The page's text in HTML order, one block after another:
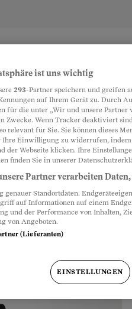
So fällt der Weg zu
ist uns wichtig
293-Partner speichern und greifen
auf Ihrem Gerät zu. Durch
für die unter „Wir und unsere Partner
Zwecke. Wenn Tracker deaktiviert
relevant für Sie. Sie können dieses
Ihre Einwilligung zu widerrufen,
der Webseite klicken. Ihre
finden Sie in unserer
Partner verarbeiten
genauer Standortdaten.
auf Informationen auf einem
und der Performance von Inhalten,
von Angeboten.
(Lieferanten)
EINSTELLUNGEN